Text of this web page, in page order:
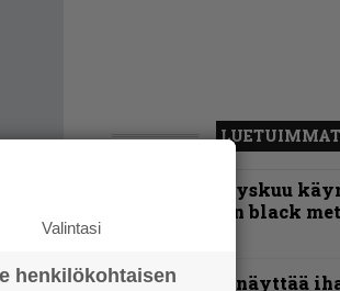
LUETUIMMAT
Espoon syyskuu
kotimaisen black
”Mitalini näyttää
Valintasi
henkilökohtaisen